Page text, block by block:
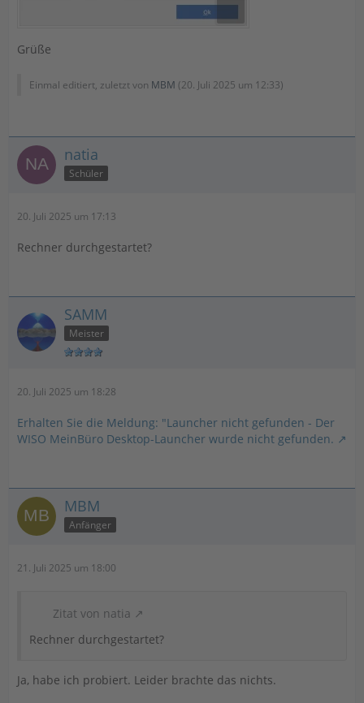
Grüße
Einmal editiert, zuletzt von MBM (20. Juli 2025 um 12:33)
natia
Schüler
20. Juli 2025 um 17:13
Rechner durchgestartet?
SAMM
Meister
20. Juli 2025 um 18:28
Erhalten Sie die Meldung: "Launcher nicht gefunden - Der
WISO MeinBüro Desktop-Launcher wurde nicht gefunden.
MBM
Anfänger
21. Juli 2025 um 18:00
Zitat von natia
Rechner durchgestartet?
Ja, habe ich probiert. Leider brachte das nichts.